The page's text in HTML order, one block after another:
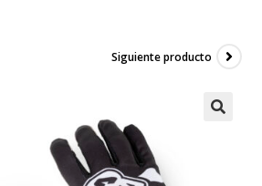
Siguiente producto